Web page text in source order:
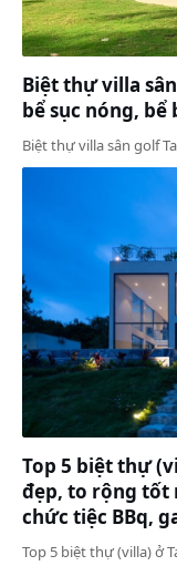
Biệt thự villa
bể sục nóng, bể
Biệt thự villa sân golf
Top 5 biệt thự
đẹp, to rộng tốt
chức tiệc BBq,
Top 5 biệt thự (villa) ở